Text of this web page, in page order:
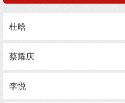
杜晗
蔡耀庆
李悦